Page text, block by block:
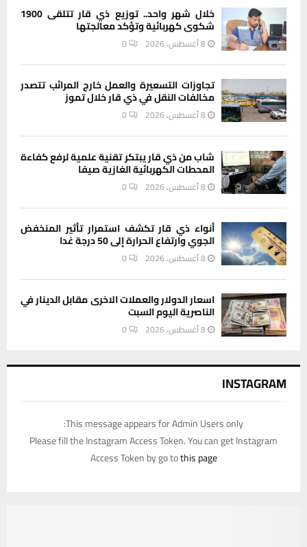
خلال شهر واحد.. توزيع ذي قار تتلقى 1900
شكوى كهربائية وتؤكد معالجتها
8 أغسطس، 2026 0
تجاوزات التسعيرة والعمل خارج المرائب تتصدر
مخالفات النقل في ذي قار خلال تموز
8 أغسطس، 2026 0
شاب من ذي قار يبتكر تقنية علمية لرفع كفاءة
المحطات الكهربائية الغازية صيفا
8 أغسطس، 2026 0
أنواء ذي قار تكشف استمرار تأثير المنخفض
الجوي وارتفاع الحرارة إلى 50 درجة غدا
8 أغسطس، 2026 0
اسعار الدولار والعملات الاخرى مقابل الدينار في
الناصرية اليوم السبت
8 أغسطس، 2026 0
INSTAGRAM
This message appears for Admin Users only:
Please fill the Instagram Access Token. You can get Instagram
Access Token by go tothis page